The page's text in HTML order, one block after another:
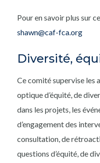
Pour en savoir plus sur
shawn@caf-fca.org
Diversité,
Ce comité supervise les
optique d’équité, de
dans les projets, les
d’engagement des
consultation, de
questions d’équité, de